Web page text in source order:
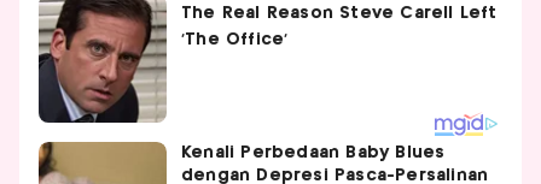
Kenali Perbedaan Baby Blues
dengan Depresi Pasca-Persalinan